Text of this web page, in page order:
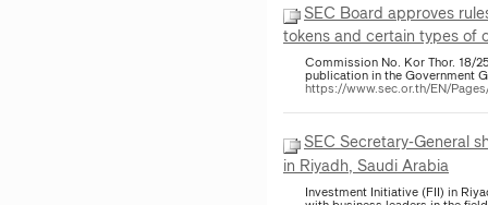
SEC Board approves
tokens and certain types of
Commission No. Kor Thor. 18/
publication in the Government
https://www.sec.or.th/EN/
SEC Secretary-General
in Riyadh, Saudi Arabia
Investment Initiative (FII) in